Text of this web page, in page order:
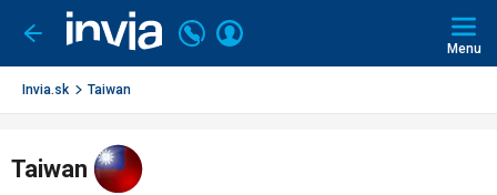
Ísť
späť
Volajte
+421
2
Prihlásiť
Menu
Invia.sk Taiwan
Taiwan